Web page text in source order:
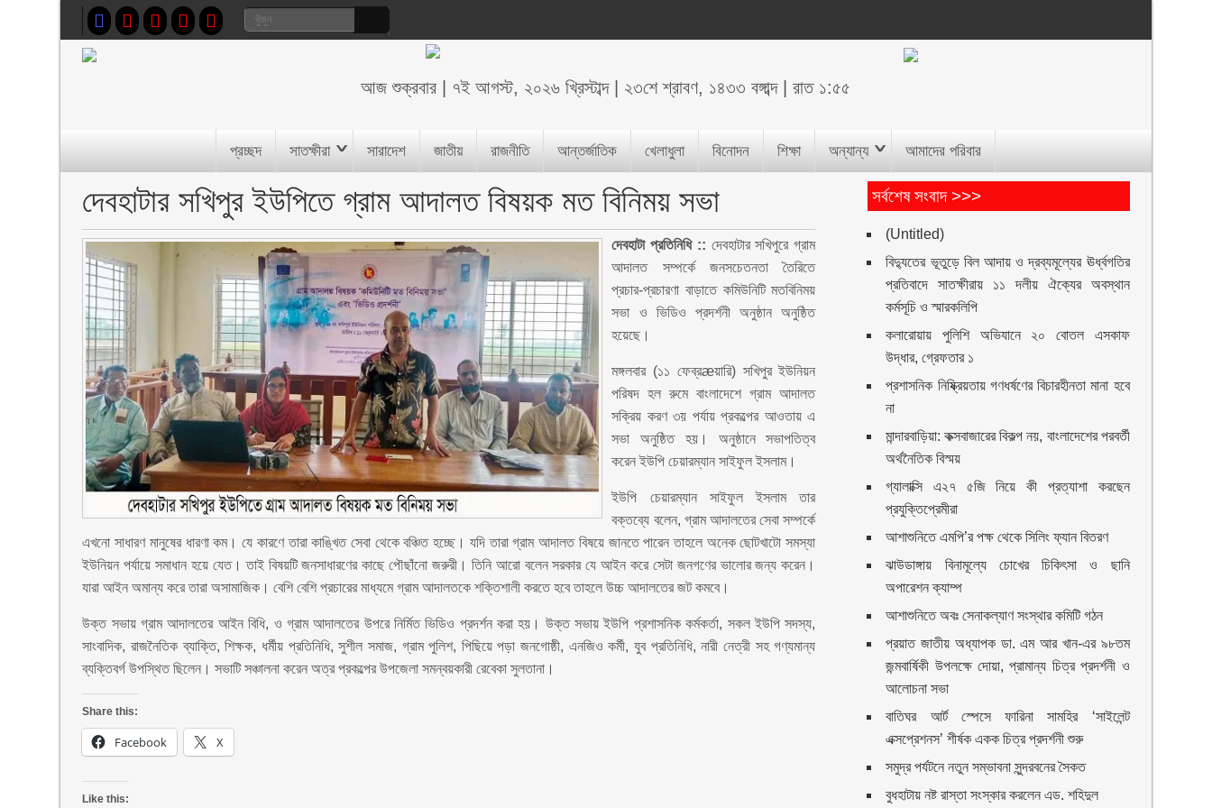
আজশুক্রবার ৭ই আগস্ট, ২০২৬ খ্রিস্টাব্দ| ২৩শে শ্রাবণ, ১৪৩৩ বঙ্গাব্দ|রাত ১:৫৫
প্রচ্ছদ সাতক্ষীরা সারাদেশ জাতীয় রাজনীতি আন্তর্জাতিক খেলাধুলা বিনোদন শিক্ষা অন্যান্য আমাদের পরিবার
দেবহাটার সখিপুর ইউপিতে গ্রাম আদালত বিষয়ক মত বিনিময় সভা
দেবহাটা প্রতিনিধি :: দেবহাটার সখিপুরে গ্রাম
আদালত সম্পর্কে জনসচেতনতা তৈরিতে
প্রচার-প্রচারণা বাড়াতে কমিউনিটি মতবিনিময়
সভা ও ভিডিও প্রদর্শনী অনুষ্ঠান অনুষ্ঠিত
হয়েছে।
মঙ্গলবার (১১ ফেব্রæয়ারি) সখিপুর ইউনিয়ন
পরিষদ হল রুমে বাংলাদেশে গ্রাম আদালত
সক্রিয় করণ ৩য় পর্যায় প্রকল্পের আওতায় এ
সভা অনুষ্ঠিত হয়। অনুষ্ঠানে সভাপতিত্ব
করেন ইউপি চেয়ারম্যান সাইফুল ইসলাম।
ইউপি চেয়ারম্যান সাইফুল ইসলাম তার
বক্তব্যে বলেন, গ্রাম আদালতের সেবা সম্পর্কে
এখনো সাধারণ মানুষের ধারণা কম। যে কারণে তারা কাঙ্খিত সেবা থেকে বঞ্চিত হচ্ছে। যদি তারা গ্রাম আদালত বিষয়ে জানতে পারেন তাহলে অনেক ছোটখাটো সমস্যা
ইউনিয়ন পর্যায়ে সমাধান হয়ে যেত। তাই বিষয়টি জনসাধারণের কাছে পৌছাঁনো জরুরী। তিনি আরো বলেন সরকার যে আইন করে সেটা জনগণের ভালোর জন্য করেন।
যারা আইন অমান্য করে তারা অসামাজিক। বেশি বেশি প্রচারের মাধ্যমে গ্রাম আদালতকে শক্তিশালী করতে হবে তাহলে উচ্চ আদালতের জট কমবে।
উক্ত সভায় গ্রাম আদালতের আইন বিধি, ও গ্রাম আদালতের উপরে নির্মিত ভিডিও প্রদর্শন করা হয়। উক্ত সভায় ইউপি প্রশাসনিক কর্মকর্তা, সকল ইউপি সদস্য,
সাংবাদিক, রাজনৈতিক ব্যাক্তি, শিক্ষক, ধর্মীয় প্রতিনিধি, সুশীল সমাজ, গ্রাম পুলিশ, পিছিয়ে পড়া জনগোষ্ঠী, এনজিও কর্মী, যুব প্রতিনিধি, নারী নেত্রী সহ গণ্যমান্য
ব্যক্তিবর্গ উপস্থিত ছিলেন। সভাটি সঞ্চালনা করেন অত্র প্রকল্পের উপজেলা সমন্বয়কারী রেবেকা সুলতানা।
Share this:
Facebook X
Like this:
সর্বশেষ সংবাদ >>>
(Untitled)
বিদ্যুতের ভূতুড়ে বিল আদায় ও দ্রব্যমূল্যের ঊর্ধ্বগতির
প্রতিবাদে সাতক্ষীরায় ১১ দলীয় ঐক্যের অবস্থান
কর্মসূচি ও স্মারকলিপি
কলারোয়ায় পুলিশি অভিযানে ২০ বোতল এসকাফ
উদ্ধার, গ্রেফতার ১
প্রশাসনিক নিষ্ক্রিয়তায় গণধর্ষণের বিচারহীনতা মানা হবে
না
মান্দারবাড়িয়া: কক্সবাজারের বিকল্প নয়, বাংলাদেশের পরবর্তী
অর্থনৈতিক বিস্ময়
গ্যালাক্সি এ২৭ ৫জি নিয়ে কী প্রত্যাশা করছেন
প্রযুক্তিপ্রেমীরা
আশাশুনিতে এমপি’র পক্ষ থেকে সিলিং ফ্যান বিতরণ
ঝাউডাঙ্গায় বিনামূল্যে চোখের চিকিৎসা ও ছানি
অপারেশন ক্যাম্প
আশাশুনিতে অবঃ সেনাকল্যাণ সংস্থার কমিটি গঠন
প্রয়াত জাতীয় অধ্যাপক ডা. এম আর খান-এর ৯৮তম
জন্মবার্ষিকী উপলক্ষে দোয়া, প্রামান্য চিত্র প্রদর্শনী ও
আলোচনা সভা
বাতিঘর আর্ট স্পেসে ফারিনা সামহির ‘সাইলেন্ট
এক্সপ্রেশনস’ শীর্ষক একক চিত্র প্রদর্শনী শুরু
সমুদ্র পর্যটনে নতুন সম্ভাবনা সুন্দরবনের সৈকত
বুধহাটায় নষ্ট রাস্তা সংস্কার করলেন এড. শহিদুল